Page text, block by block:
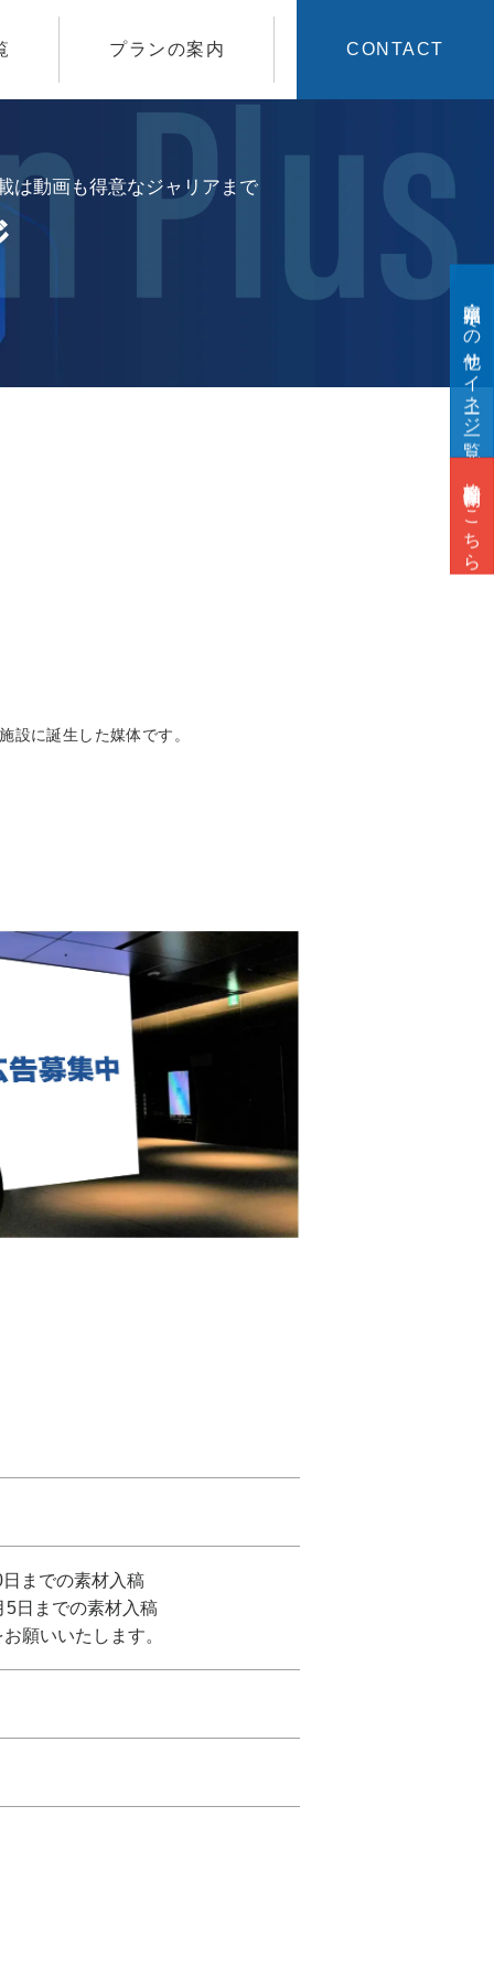
プランの案内 CONTACT
福岡県・その他サイネージ一覧
格安動画制作は
こちら
は動画も得意なジャリアまで
設に誕生した媒体です。
までの素材入稿
日までの素材入稿
願いいたします。